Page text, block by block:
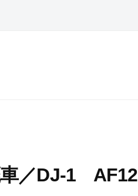
／DJ-1 AF12